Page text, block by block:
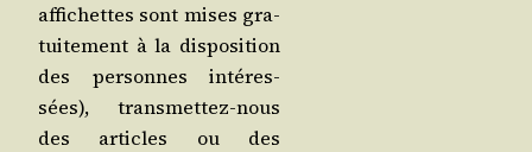
affi­chettes sont mises gra­
tui­te­ment à la dis­po­si­tion
des per­sonnes inté­res­
sées), trans­met­tez-nous
des articles ou des